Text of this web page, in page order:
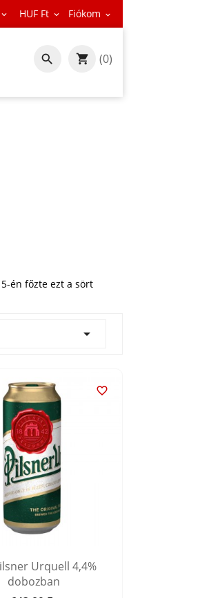
 HUF Ft  Fiókom 
 (0)
én főzte ezt a sört


Urquell 4,4%
dobozban